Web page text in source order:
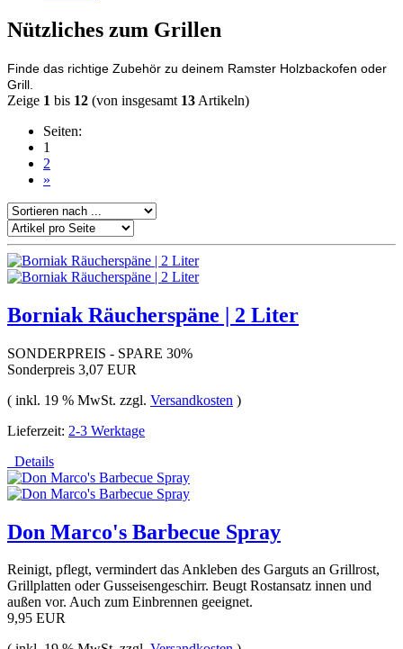
Nützliches zum Grillen
Finde das richtige Zubehör zu deinem Ramster Holzbackofen oder
Grill.
Zeige 1 bis 12 (von insgesamt 13 Artikeln)
Seiten:
1
2
»
Borniak Räucherspäne | 2 Liter
SONDERPREIS - SPARE 30%
Sonderpreis 3,07 EUR
( inkl. 19 % MwSt. zzgl. Versandkosten )
Lieferzeit: 2-3 Werktage
Details
Don Marco's Barbecue Spray
Reinigt, pflegt, vermindert das Ankleben des Garguts an Grillrost,
Grillplatten oder Gusseisengeschirr. Beugt Rostansatz innen und
außen vor. Auch zum Einbrennen geeignet.
9,95 EUR